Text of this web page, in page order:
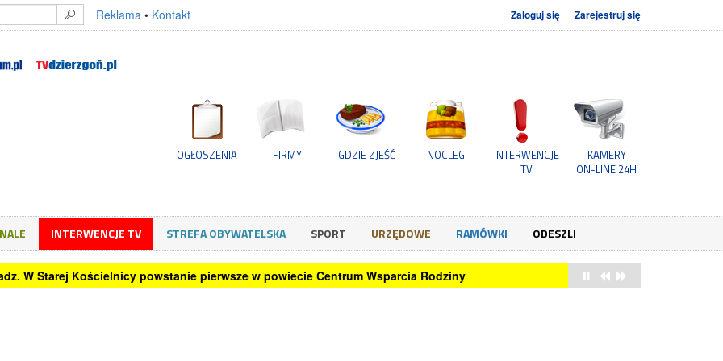
Reklama • Kontakt Zaloguj się Zarejestruj się
OGŁOSZENIA FIRMY GDZIE ZJEŚĆ NOCLEGI
INTERWENCJE
TV
KAMERY
ON-LINE 24H
INTERWENCJE TV STREFA OBYWATELSKA SPORT URZĘDOWE RAMÓWKI ODESZLI
W Starej Kościelnicy powstanie pierwsze w powiecie Centrum Wsparcia Rodziny